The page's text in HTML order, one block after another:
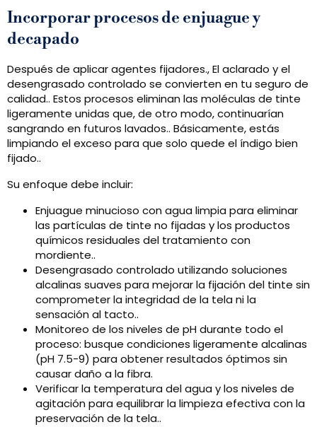
Incorporar procesos de enjuague y
decapado
Después de aplicar agentes fijadores., El aclarado y el
desengrasado controlado se convierten en tu seguro de
calidad.. Estos procesos eliminan las moléculas de tinte
ligeramente unidas que, de otro modo, continuarían
sangrando en futuros lavados.. Básicamente, estás
limpiando el exceso para que solo quede el índigo bien
fijado..
Su enfoque debe incluir:
Enjuague minucioso con agua limpia para eliminar
las partículas de tinte no fijadas y los productos
químicos residuales del tratamiento con
mordiente..
Desengrasado controlado utilizando soluciones
alcalinas suaves para mejorar la fijación del tinte sin
comprometer la integridad de la tela ni la
sensación al tacto..
Monitoreo de los niveles de pH durante todo el
proceso: busque condiciones ligeramente alcalinas
(pH 7.5-9) para obtener resultados óptimos sin
causar daño a la fibra.
Verificar la temperatura del agua y los niveles de
agitación para equilibrar la limpieza efectiva con la
preservación de la tela..